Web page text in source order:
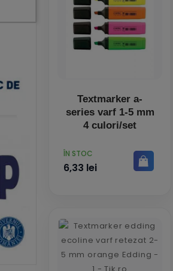
Textmarker a-
series varf 1-5 mm
4 culori/set
PRET
ÎN STOC
6,33 lei